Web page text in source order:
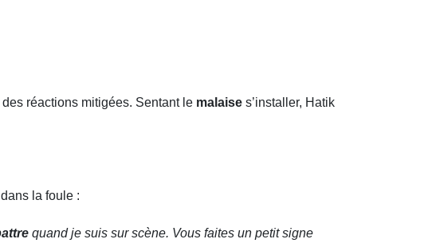
réactions mitigées. Sentant le malaise s’installer, Hatik
la foule :
quand je suis sur scène. Vous faites un petit signe